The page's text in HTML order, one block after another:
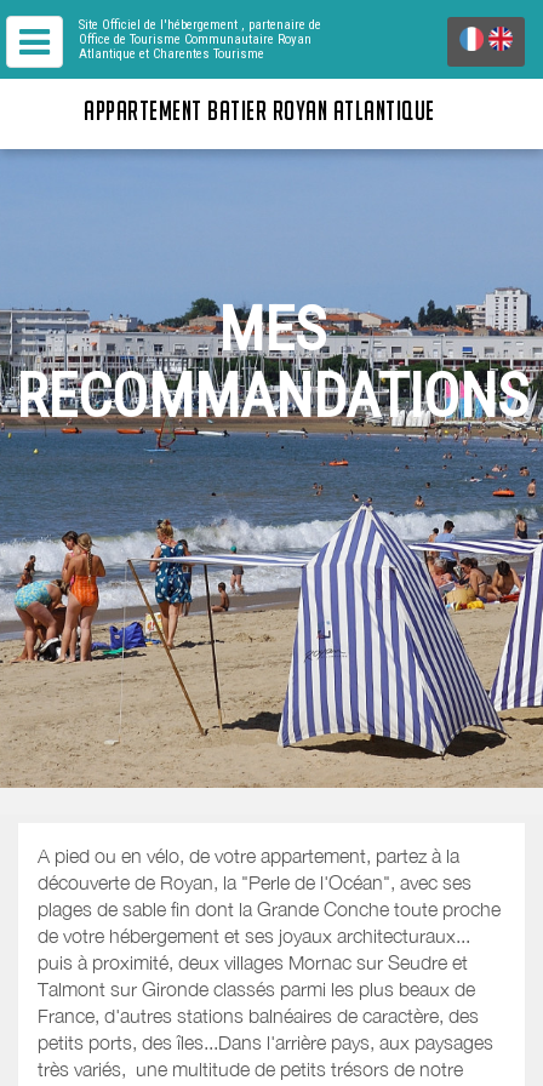
Site Officiel de l'hébergement , partenaire de
Office de Tourisme Communautaire Royan
Atlantique et Charentes Tourisme
APPARTEMENT BATIER ROYAN ATLANTIQUE
MES
RECOMMANDATIONS
A pied ou en vélo, de votre appartement, partez à la
découverte de Royan, la "Perle de l'Océan", avec ses
plages de sable fin dont la Grande Conche toute proche
de votre hébergement et ses joyaux architecturaux...
puis à proximité, deux villages Mornac sur Seudre et
Talmont sur Gironde classés parmi les plus beaux de
France, d'autres stations balnéaires de caractère, des
petits ports, des îles...Dans l'arrière pays, aux paysages
très variés, une multitude de petits trésors de notre